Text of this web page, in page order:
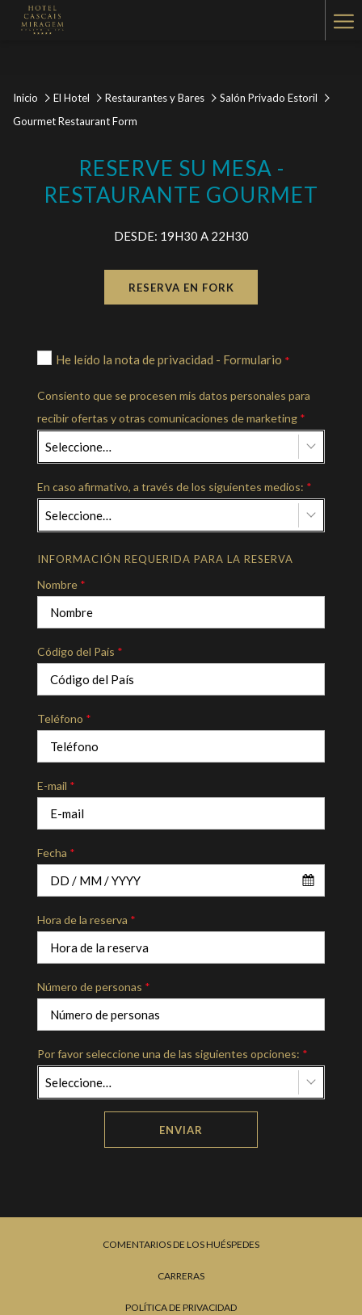
Inicio El Hotel Restaurantes y Bares
Salón Privado Estoril
Gourmet Restaurant Form
RESERVE SU MESA -
RESTAURANTE GOURMET
DESDE: 19H30 A 22H30
RESERVA EN FORK
He leído la nota de privacidad - Formulario *
Consiento que se procesen mis datos personales para
recibir ofertas y otras comunicaciones de marketing *
Seleccione…
En caso afirmativo, a través de los siguientes medios: *
Seleccione…
INFORMACIÓN REQUERIDA PARA LA RESERVA
Nombre *
Código del País *
Teléfono *
E-mail *
Fecha *
Hora de la reserva *
Número de personas *
Por favor seleccione una de las siguientes opciones: *
Seleccione…
ENVIAR
COMENTARIOS DE LOS HUÉSPEDES
CARRERAS
POLÍTICA DE PRIVACIDAD